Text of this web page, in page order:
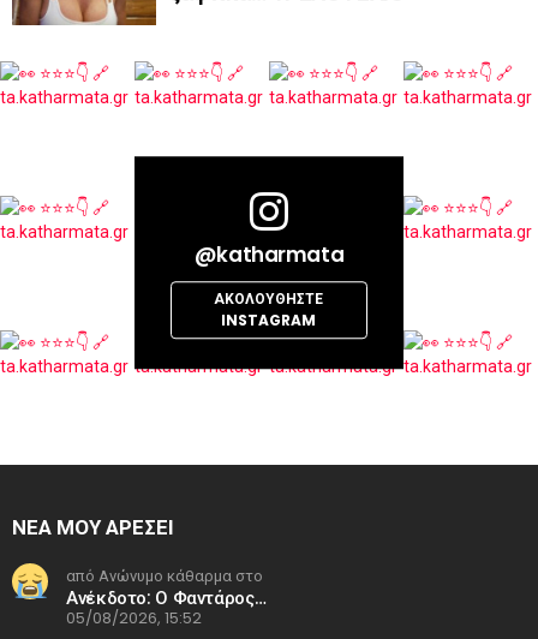
@katharmata
ΑΚΟΛΟΥΘΉΣΤΕ
INSTAGRAM
ΝΕΑ ΜΟΥ ΑΡΕΣΕΙ
από Ανώνυμο κάθαρμα στο
Ανέκδοτο: Ο Φαντάρος…
05/08/2026, 15:52